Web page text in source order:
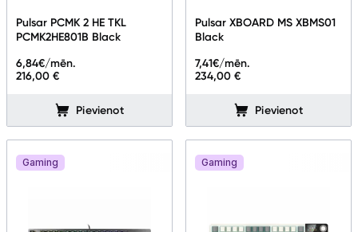
Pulsar PCMK 2 HE TKL
PCMK2HE801B Black
216,00 €
6,84€/mēn.
Pievienot
Pulsar XBOARD MS XBMS01
Black
234,00 €
7,41€/mēn.
Pievienot
Gaming Gaming